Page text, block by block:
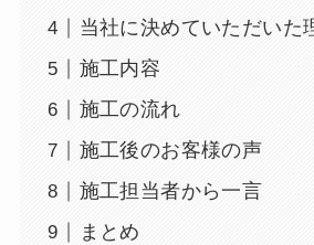
当社に決めていただいた
施工内容
施工の流れ
施工後のお客様の声
施工担当者から一言
まとめ